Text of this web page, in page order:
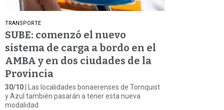
TRANSPORTE
SUBE: comenzó el nuevo
sistema de carga a bordo en el
AMBA y en dos ciudades de la
Provincia
30/10 | Las localidades bonaerenses de Tornquist
y Azul también pasarán a tener esta nueva
modalidad